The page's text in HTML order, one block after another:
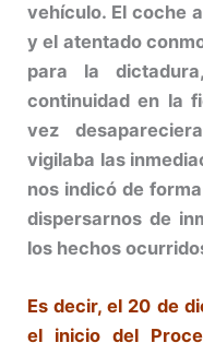
vehículo. El coche
y el atentado
para la
continuidad en la
vez
vigilaba las
nos indicó de
dispersarnos de
los hechos
Es decir, el 20 de
el inicio del